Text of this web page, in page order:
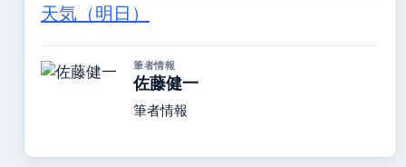
天気（明日）
筆者情報
佐藤健一
筆者情報